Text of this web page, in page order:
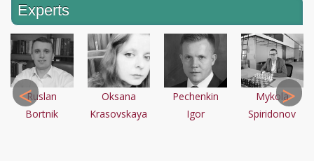
Experts
Ruslan
Bortnik
Oksana
Krasovskaya
Pechenkin
Igor
Mykola
Spiridonov